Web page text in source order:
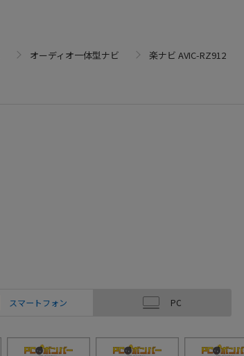
オーディオ一体型ナビ 楽ナビ AVIC-RZ912
スマートフォン PC